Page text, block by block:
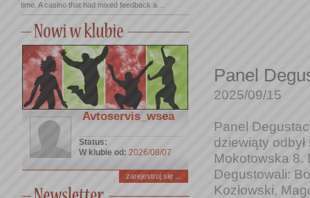
time. A casino that had mixed feedback a ...
Avtoservis_wsea
Status:
W klubie od: 2026/08/07
zarejestruj się ...
Panel
2025/09/15
Panel
dziewiąty
Mokotowska 8.
Degustowali:
Kozłowski,